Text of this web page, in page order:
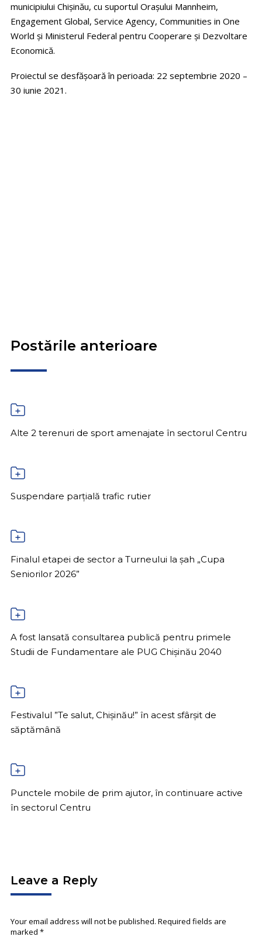
municipiului Chișinău, cu suportul Orașului Mannheim,
Engagement Global, Service Agency, Communities in One
World și Ministerul Federal pentru Cooperare și Dezvoltare
Economică.
Proiectul se desfășoară în perioada: 22 septembrie 2020 –
30 iunie 2021.
Postările anterioare
Alte 2 terenuri de sport amenajate în sectorul Centru
Suspendare parțială trafic rutier
Finalul etapei de sector a Turneului la șah „Cupa
Seniorilor 2026”
A fost lansată consultarea publică pentru primele
Studii de Fundamentare ale PUG Chișinău 2040
Festivalul ”Te salut, Chișinău!” în acest sfârșit de
săptămână
Punctele mobile de prim ajutor, în continuare active
în sectorul Centru
Leave a Reply
Your email address will not be published. Required fields are
marked *